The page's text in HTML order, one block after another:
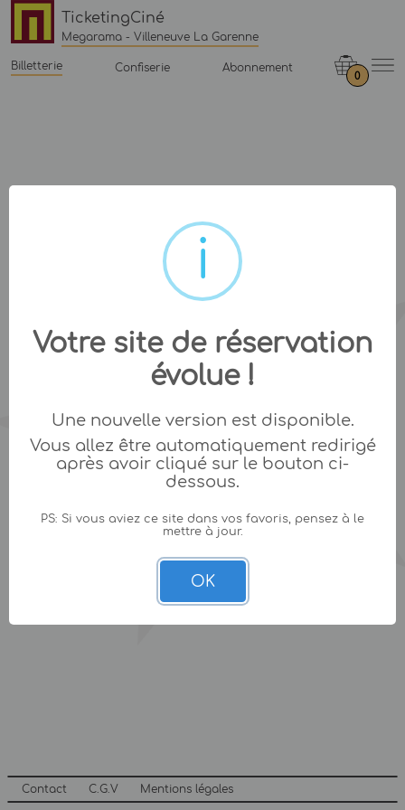
TicketingCiné
Megarama - Villeneuve La Garenne
Billetterie Confiserie Abonnement
0
Contact C.G.V Mentions légales
Votre site de réservation
évolue !
Une nouvelle version est disponible.
Vous allez être automatiquement redirigé
après avoir cliqué sur le bouton ci-
dessous.
PS: Si vous aviez ce site dans vos favoris, pensez à le
mettre à jour.
OK